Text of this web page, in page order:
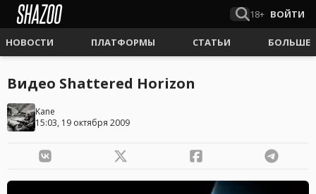
18+ ВОЙТИ
НОВОСТИ ПЛАТФОРМЫ СТАТЬИ БОЛЬШЕ
Видео Shattered Horizon
Kane
15:03, 19 октября 2009